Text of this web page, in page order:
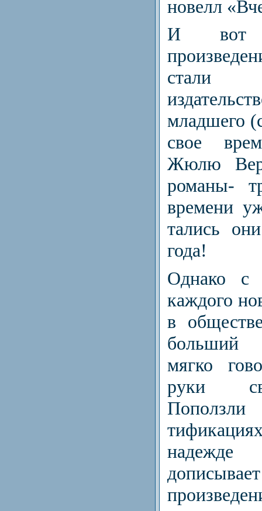
новелл
И вот
стали
младшего
свое
Жюлю
романы-
времени
тались
года!
Однако с
каждого
в
боль­ший
мягко
руки
надежде